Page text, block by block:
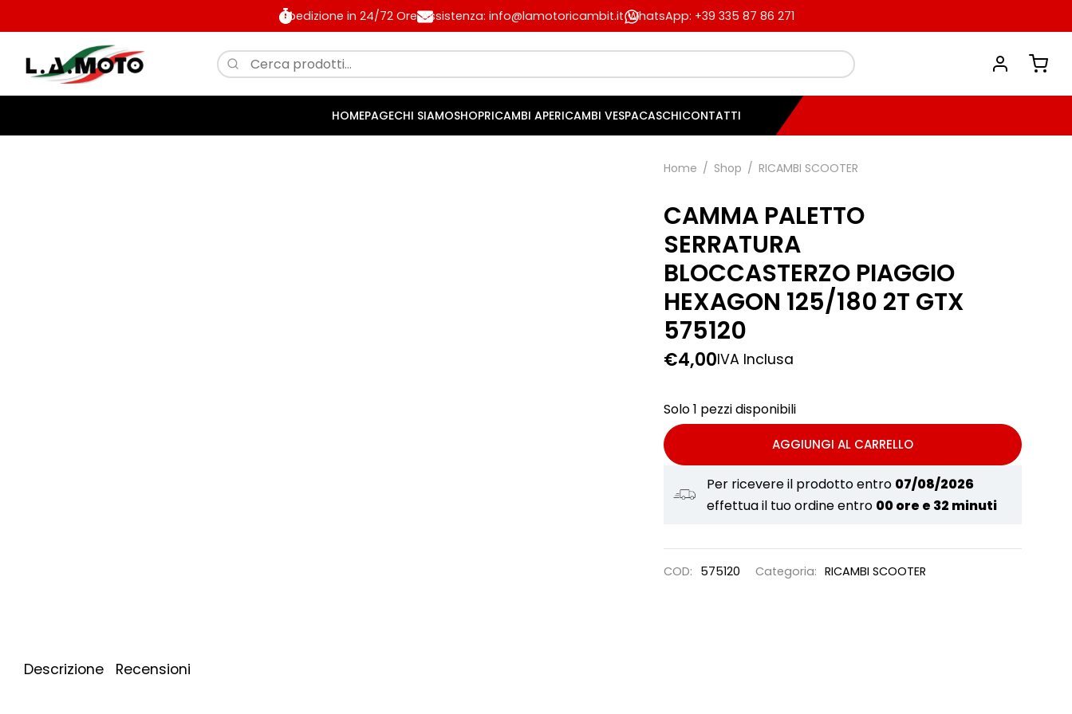
Spedizione in 24/72 Ore Assistenza: info@lamotoricambit.it WhatsApp: +39 335 87 86 271
HOMEPAGECHI SIAMOSHOPRICAMBI APERICAMBI VESPACASCHICONTATTI
Home / Shop / RICAMBI SCOOTER
CAMMA PALETTO
SERRATURA
BLOCCASTERZO PIAGGIO
HEXAGON 125/180 2T GTX
575120
€4,00IVA Inclusa
Solo 1 pezzi disponibili
AGGIUNGI AL CARRELLO
Per ricevere il prodotto entro 07/08/2026
effettua il tuo ordine entro 00 ore e 32 minuti
COD: 575120 Categoria: RICAMBI SCOOTER
Descrizione Recensioni